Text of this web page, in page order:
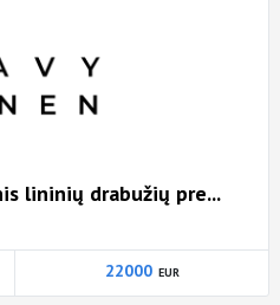
lininių drabužių pre...
22000